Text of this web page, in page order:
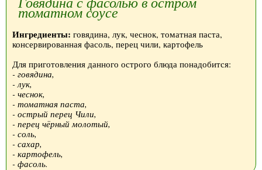
томатном соусе
Ингредиенты: говядина, лук, чеснок, томатная паста,
консервированная фасоль, перец чили, картофель
Для приготовления данного острого блюда понадобится:
- говядина,
- лук,
- чеснок,
- томатная паста,
- острый перец Чили,
- перец чёрный молотый,
- соль,
- сахар,
- картофель,
- фасоль.